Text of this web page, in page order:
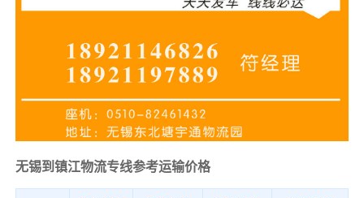
无锡到镇江物流专线参考运输价格